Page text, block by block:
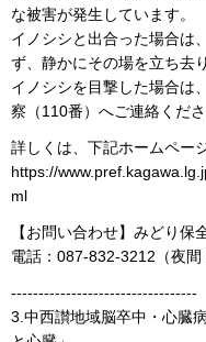
な被害が発生しています。
イノシシと出合った場合は
ず、静かにその場を立ち去
イノシシを目撃した場合は
察（110番）へご連絡くださ
詳しくは、下記ホームペー
https://
ml
【お問い合わせ】みどり保
電話：087-832-3212（夜間
----------------------------------
3.中西讃地域脳卒中・心臓